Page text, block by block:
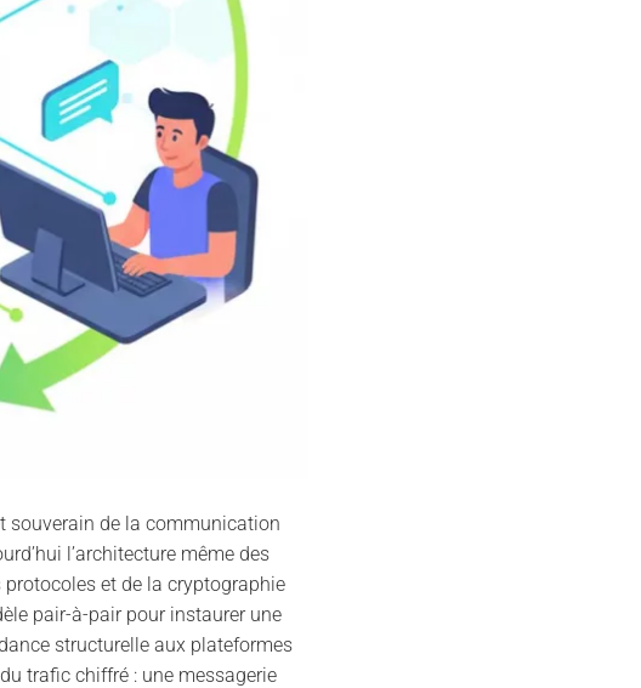
souverain de la communication
l’architecture même des
protocoles et de la cryptographie
pair-à-pair pour instaurer une
structurelle aux plateformes
trafic chiffré : une messagerie